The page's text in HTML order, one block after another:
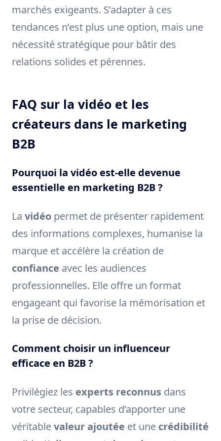
marchés exigeants. S’adapter à ces
tendances n’est plus une option, mais une
nécessité stratégique pour bâtir des
relations solides et pérennes.
FAQ sur la vidéo et les
créateurs dans le marketing
B2B
Pourquoi la vidéo est-elle devenue
essentielle en marketing B2B ?
La vidéo permet de présenter rapidement
des informations complexes, humanise la
marque et accélère la création de
confiance avec les audiences
professionnelles. Elle offre un format
engageant qui favorise la mémorisation et
la prise de décision.
Comment choisir un influenceur
efficace en B2B ?
Privilégiez les experts reconnus dans
votre secteur, capables d’apporter une
véritablevaleur ajoutée et une crédibilité